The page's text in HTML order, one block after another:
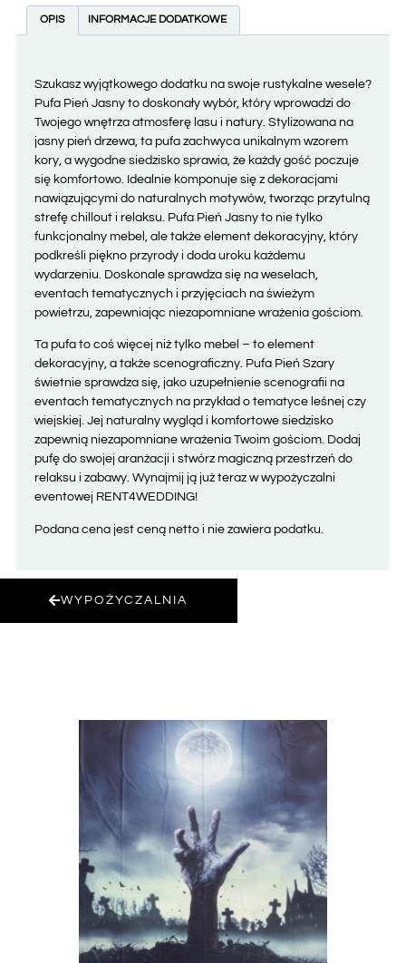
OPIS INFORMACJE DODATKOWE
Szukasz wyjątkowego dodatku na swoje rustykalne wesele?
Pufa Pień Jasny to doskonały wybór, który wprowadzi do
Twojego wnętrza atmosferę lasu i natury. Stylizowana na
jasny pień drzewa, ta pufa zachwyca unikalnym wzorem
kory, a wygodne siedzisko sprawia, że każdy gość poczuje
się komfortowo. Idealnie komponuje się z dekoracjami
nawiązującymi do naturalnych motywów, tworząc przytulną
strefę chillout i relaksu. Pufa Pień Jasny to nie tylko
funkcjonalny mebel, ale także element dekoracyjny, który
podkreśli piękno przyrody i doda uroku każdemu
wydarzeniu. Doskonale sprawdza się na weselach,
eventach tematycznych i przyjęciach na świeżym
powietrzu, zapewniając niezapomniane wrażenia gościom.
Ta pufa to coś więcej niż tylko mebel – to element
dekoracyjny, a także scenograficzny. Pufa Pień Szary
świetnie sprawdza się, jako uzupełnienie scenografii na
eventach tematycznych na przykład o tematyce leśnej czy
wiejskiej. Jej naturalny wygląd i komfortowe siedzisko
zapewnią niezapomniane wrażenia Twoim gościom. Dodaj
pufę do swojej aranżacji i stwórz magiczną przestrzeń do
relaksu i zabawy. Wynajmij ją już teraz w wypożyczalni
eventowej RENT4WEDDING!
Podana cena jest ceną netto i nie zawiera podatku.
WYPOŻYCZALNIA